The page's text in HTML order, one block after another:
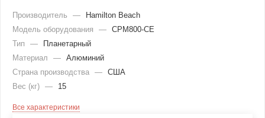
Производитель —
Hamilton Beach
Модель оборудования
— CPM800-CE
Тип
—
Планетарный
Материал
— Алюминий
Страна производства — США
Вес (кг) — 15
Все характеристики